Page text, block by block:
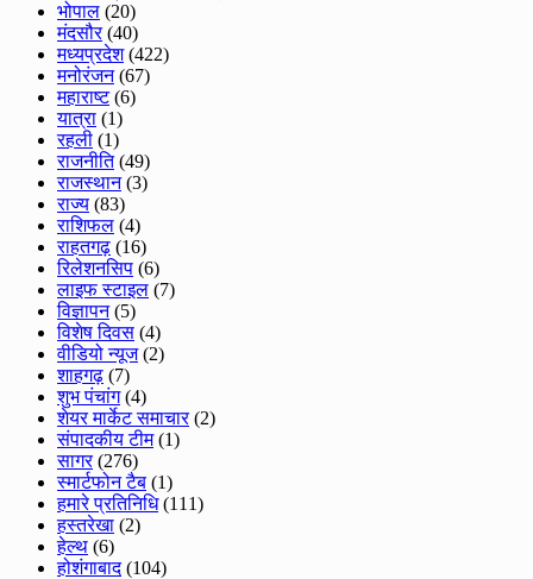
भोपाल (20)
मंदसौर(40)
मध्यप्रदेश(422)
मनोरंजन(67)
महाराष्ट(6)
यात्रा (1)
रहली (1)
राजनीति(49)
राजस्थान(3)
राज्य (83)
राशिफल (4)
राहतगढ़ (16)
रिलेशनसिप (6)
लाइफ स्टाइल (7)
विज्ञापन(5)
विशेष दिवस (4)
वीडियो न्यूज(2)
शाहगढ़ (7)
शुभ पंचांग(4)
शेयर मार्केट समाचार(2)
संपादकीय टीम(1)
सागर(276)
स्मार्टफोन टैब (1)
हमारे प्रतिनिधि(111)
हस्तरेखा (2)
हेल्थ (6)
होशंगाबाद(104)